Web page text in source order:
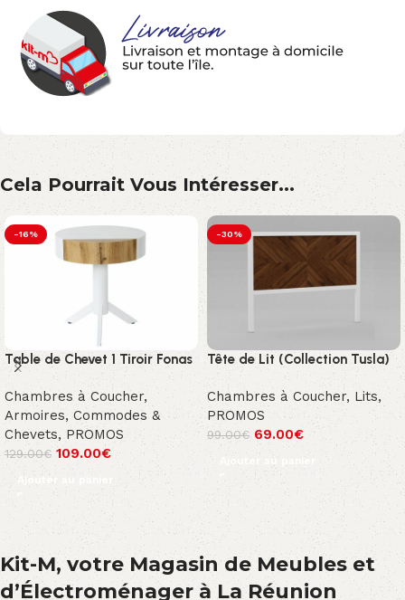
Cela Pourrait Vous Intéresser...
-16%
Table de Chevet 1 Tiroir Fonas
Chambres à Coucher,
Armoires, Commodes &
Chevets, PROMOS
129.00€ 109.00€
Ajouter au panier
-30%
Tête de Lit (Collection Tusla)
Chambres à Coucher, Lits,
PROMOS
99.00€ 69.00€
Ajouter au panier
Kit-M, votre Magasin de Meubles et
d’Électroménager à La Réunion